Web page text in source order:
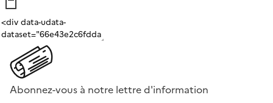
Abonnez-vous à notre lettre d'information